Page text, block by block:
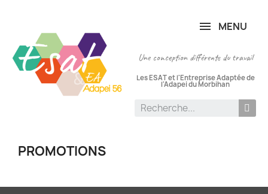
MENU
Une conception différente du travail
Les ESAT et l'Entreprise Adaptée de
l'Adapei du Morbihan
PROMOTIONS